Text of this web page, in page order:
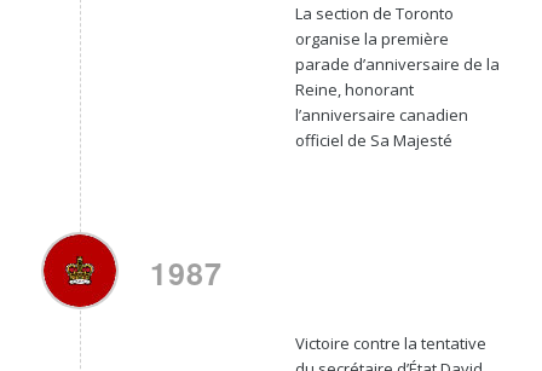
La section de Toronto
organise la première
parade d’anniversaire de la
Reine, honorant
l’anniversaire canadien
officiel de Sa Majesté
1987
Victoire contre la tentative